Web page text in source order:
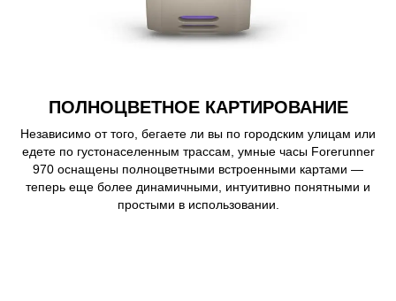
ПОЛНОЦВЕТНОЕ КАРТИРОВАНИЕ
Независимо от того, бегаете ли вы по городским улицам или
едете по густонаселенным трассам, умные часы Forerunner
970 оснащены полноцветными встроенными картами —
теперь еще более динамичными, интуитивно понятными и
простыми в использовании.